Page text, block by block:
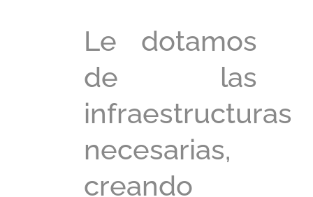
Le dotamos
de las
infraestructuras
necesarias,
creando